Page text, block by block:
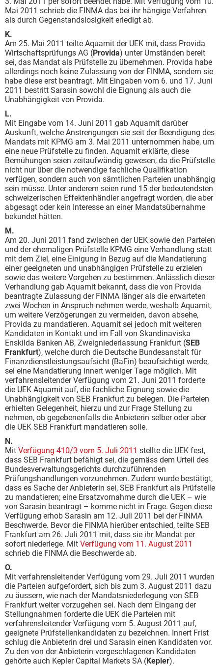
Mai 2011 schrieb die FINMA das bei ihr hängige Verfahren
als durch Gegenstandslosigkeit erledigt ab.
K.
Am 25. Mai 2011 teilte Aquamit der UEK mit, dass Provida
Wirtschaftsprüfungs AG (Provida) unter Umständen bereit
sei, das Mandat als Prüfstelle zu übernehmen. Provida habe
allerdings noch keine Zulassung von der FINMA, sondern sie
habe diese erst beantragt. Mit Eingaben vom 6. und 17. Juni
2011 bestritt Sarasin sowohl die Eignung als auch die
Unabhängigkeit von Provida.
L.
Mit Eingabe vom 14. Juni 2011 gab Aquamit darüber
Auskunft, welche Anstrengungen sie seit der Beendigung des
Mandats mit KPMG am 3. Mai 2011 unternommen habe, um
eine neue Prüfstelle zu finden. Aquamit erklärte, diese
Bemühungen seien zeitaufwändig gewesen, da die Prüfstelle
nicht nur über die notwendige fachliche Qualifikation
verfügen, sondern auch von sämtlichen Parteien unabhängig
sein müsse. Unter anderem seien rund 15 der bedeutendsten
schweizerischen Effektenhändler angefragt worden, die aber
abgesagt oder kein Interesse an einer Mandatsübernahme
bekundet hätten.
M.
Am 20. Juni 2011 fand zwischen der UEK sowie den Parteien
und der ehemaligen Prüfstelle KPMG eine Verhandlung statt
mit dem Ziel, eine Einigung in Bezug auf die Mandatierung
einer geeigneten und unabhängigen Prüfstelle zu erzielen
sowie das weitere Vorgehen zu bestimmen. Anlässlich dieser
Verhandlung gab Aquamit bekannt, dass die von Provida
beantragte Zulassung der FINMA länger als die erwarteten
zwei Wochen in Anspruch nehmen werde, weshalb Aquamit,
um weitere Verzögerungen zu vermeiden, davon absehe,
Provida zu mandatieren. Aquamit sei jedoch mit weiteren
Kandidaten in Kontakt und im Fall von Skandinaviska
Enskilda Banken AB, Zweigniederlassung Frankfurt (SEB
Frankfurt), welche durch die Deutsche Bundesanstalt für
Finanzdienstleistungsaufsicht (BaFin) beaufsichtigt werde,
sei eine Mandatierung innert weniger Tage möglich. Mit
verfahrensleitender Verfügung vom 21. Juni 2011 forderte
die UEK Aquamit auf, die fachliche Eignung sowie die
Unabhängigkeit von SEB Frankfurt zu belegen. Die Parteien
erhielten Gelegenheit, hierzu und zur Frage Stellung zu
nehmen, ob gegebenenfalls die Anbieterin selber oder aber
die UEK SEB Frankfurt mandatieren solle.
N.
Mit Verfügung 410/3 vom 5. Juli 2011 stellte die UEK fest,
dass SEB Frankfurt befähigt sei, die gemäss dem Urteil des
Bundesverwaltungsgerichts durchzuführenden
Prüfungshandlungen vorzunehmen. Zudem wurde bestätigt,
dass es Sache der Anbieterin sei, SEB Frankfurt als Prüfstelle
zu mandatieren; eine Ersatzvornahme durch die UEK – wie
von Sarasin beantragt – komme nicht in Frage. Gegen diese
Verfügung erhob Sarasin am 12. Juli 2011 bei der FINMA
Beschwerde. Bevor die FINMA hierüber entschied, teilte SEB
Frankfurt am 26. Juli 2011 mit, dass sie ihr Mandat per
sofort niederlege. Mit Verfügung vom 11. August 2011
schrieb die FINMA die Beschwerde ab.
O.
Mit verfahrensleitender Verfügung vom 29. Juli 2011 wurden
die Parteien aufgefordert, sich bis zum 3. August 2011 dazu
zu äussern, wie nach der Mandatsniederlegung von SEB
Frankfurt weiter vorzugehen sei. Nach dem Eingang der
Stellungnahmen forderte die UEK die Parteien mit
verfahrensleitender Verfügung vom 5. August 2011 auf,
geeignete Prüfstellenkandidaten zu bezeichnen. Innert Frist
schlug die Anbieterin drei und Sarasin einen Kandidaten vor.
Zu den von der Anbieterin vorgeschlagenen Kandidaten
gehörte auch Kepler Capital Markets SA (Kepler).